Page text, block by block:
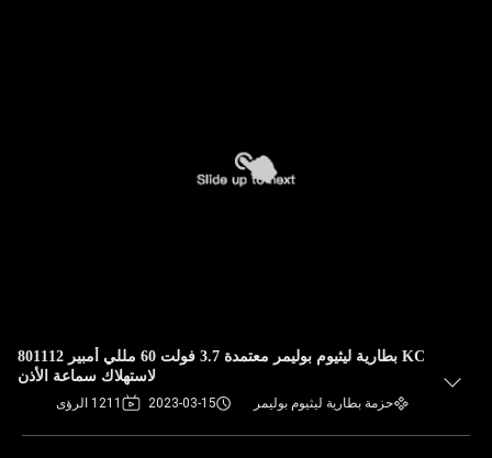
KC بطارية ليثيوم بوليمر معتمدة 3.7 فولت 60 مللي أمبير 801112
لاستهلاك سماعة الأذن
حزمة بطارية ليثيوم بوليمر 2023-03-15 1211 الرؤى